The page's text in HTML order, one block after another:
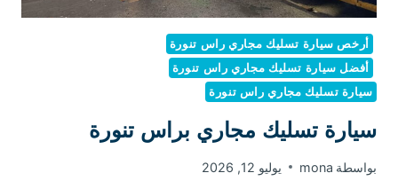
أرخص سيارة تسليك مجاري راس تنورة
أفضل سيارة تسليك مجاري راس تنورة
سيارة تسليك مجاري راس تنورة
سيارة تسليك مجاري براس تنورة
بواسطة mona يوليو 12, 2026